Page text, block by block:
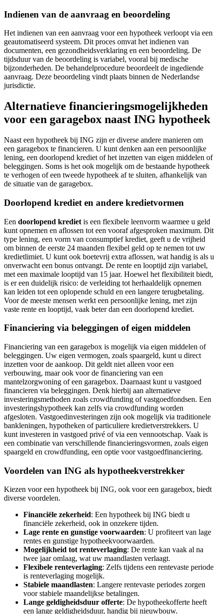
Indienen van de aanvraag en beoordeling
Het indienen van een aanvraag voor een hypotheek verloopt via een
geautomatiseerd systeem. Dit proces omvat het indienen van
documenten, een gezondheidsverklaring en een beoordeling. De
tijdsduur van de beoordeling is variabel, vooral bij medische
bijzonderheden. De behandelprocedure beoordeelt de ingediende
aanvraag. Deze beoordeling vindt plaats binnen de Nederlandse
jurisdictie.
Alternatieve financieringsmogelijkheden
voor een garagebox naast ING hypotheek
Naast een hypotheek bij ING zijn er diverse andere manieren om
een garagebox te financieren. U kunt denken aan een persoonlijke
lening, een doorlopend krediet of het inzetten van eigen middelen of
beleggingen. Soms is het ook mogelijk om de bestaande hypotheek
te verhogen of een tweede hypotheek af te sluiten, afhankelijk van
de situatie van de garagebox.
Doorlopend krediet en andere kredietvormen
Een doorlopend krediet is een flexibele leenvorm waarmee u geld
kunt opnemen en aflossen tot een vooraf afgesproken maximum. Dit
type lening, een vorm van consumptief krediet, geeft u de vrijheid
om binnen de eerste 24 maanden flexibel geld op te nemen tot uw
kredietlimiet. U kunt ook boetevrij extra aflossen, wat handig is als u
onverwacht een bonus ontvangt. De rente en looptijd zijn variabel,
met een maximale looptijd van 15 jaar. Hoewel het flexibiliteit biedt,
is er een duidelijk risico: de verleiding tot herhaaldelijk opnemen
kan leiden tot een oplopende schuld en een langere terugbetaling.
Voor de meeste mensen werkt een persoonlijke lening, met zijn
vaste rente en looptijd, vaak beter dan een doorlopend krediet.
Financiering via beleggingen of eigen middelen
Financiering van een garagebox is mogelijk via eigen middelen of
beleggingen. Uw eigen vermogen, zoals spaargeld, kunt u direct
inzetten voor de aankoop. Dit geldt niet alleen voor een
verbouwing, maar ook voor de financiering van een
mantelzorgwoning of een garagebox. Daarnaast kunt u vastgoed
financieren via beleggingen. Denk hierbij aan alternatieve
investeringsmethoden zoals crowdfunding of vastgoedfondsen. Een
investeringshypotheek kan zelfs via crowdfunding worden
afgesloten. Vastgoedinvesteringen zijn ook mogelijk via traditionele
bankleningen, hypotheken of particuliere kredietverstrekkers. U
kunt investeren in vastgoed privé of via een vennootschap. Vaak is
een combinatie van verschillende financieringsvormen, zoals eigen
spaargeld en crowdfunding, een optie voor vastgoedfinanciering.
Voordelen van ING als hypotheekverstrekker
Kiezen voor een hypotheek bij ING, ook voor een garagebox, biedt
diverse voordelen.
Financiële zekerheid: Een hypotheek bij ING biedt u
financiële zekerheid, ook in onzekere tijden.
Lage rente en gunstige voorwaarden: U profiteert van lage
rentes en gunstige hypotheekvoorwaarden.
Mogelijkheid tot renteverlaging: De rente kan vaak al na
twee jaar omlaag, wat uw maandlasten verlaagt.
Flexibele renteverlaging: Zelfs tijdens een rentevaste periode
is renteverlaging mogelijk.
Stabiele maandlasten: Langere rentevaste periodes zorgen
voor stabiele maandelijkse betalingen.
Lange geldigheidsduur offerte: De hypotheekofferte heeft
een lange geldigheidsduur, handig bij nieuwbouw.